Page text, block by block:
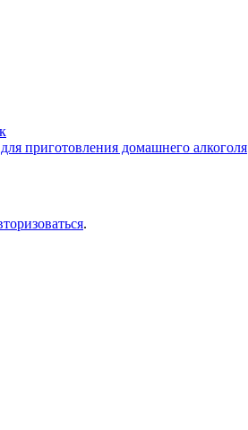
приготовления домашнего алкоголя
.